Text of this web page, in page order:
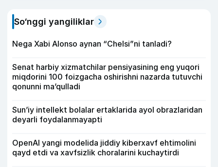
So‘nggi yangiliklar
Nega Xabi Alonso aynan “Chelsi”ni tanladi?
Senat harbiy xizmatchilar pensiyasining eng yuqori
miqdorini 100 foizgacha oshirishni nazarda tutuvchi
qonunni ma’qulladi
Sun’iy intellekt bolalar ertaklarida ayol obrazlaridan
deyarli foydalanmayapti
OpenAI yangi modelida jiddiy kiberxavf ehtimolini
qayd etdi va xavfsizlik choralarini kuchaytirdi